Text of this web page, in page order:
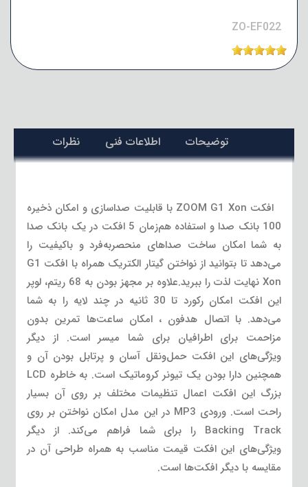
ZO-EF022
توضیحات اطلاعات فنی نظرات
افکت ZOOM G1 Xon با قابلیت صداسازی و امکان ذخیره
100 بانک صدا و استفاده هم‌زمان 5 افکت در یک بانک صدا
به شما امکان ساخت صداهای منحصربه‌فرد و باکیفیت را
می‌دهد تا بتوانید از نواختن گیتار الکتریک همراه با افکت G1
Xon نهایت لذت را ببرید.علاوه بر مجهز بودن به 68 ریتم، لوپر
این افکت امکان رکورد تا 30 ثانیه در چند لایه را به شما
می‌دهد. با اتصال هدفون ، امکان ساعت‌ها تمرین بدون
مزاحمت برای اطرافیان برای شما میسر است. از دیگر
ویژگی‌های این افکت حمل‌ونقل آسان و پرتابل بودن آن و
همچنین دارا بودن یک تیونر کروماتیک است. به خاطره LCD
بزرگ این افکت اعمال تنظیمات مختلف بر روی آن بسیار
راحت است. ورودی MP3 در این مدل امکان نواختن بر روی
Backing Track را برای شما فراهم می‌کند. از دیگر
ویژگی‌های این افکت قیمت مناسب به همراه طراحی آن در
مقایسه با دیگر افکت‌ها است.